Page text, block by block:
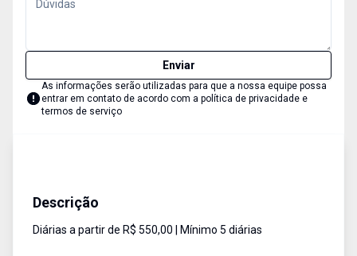
Enviar
As informações serão utilizadas para que a nossa equipe possa
entrar em contato de acordo com a política de privacidade e
termos de serviço
Descrição
Diárias a partir de R$ 550,00 | Mínimo 5 diárias